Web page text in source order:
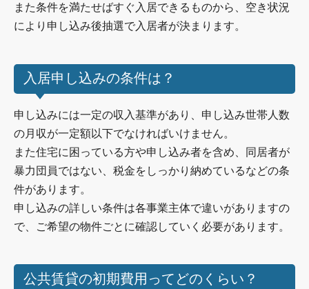
また条件を満たせばすぐ入居できるものから、空き状況
により申し込み後抽選で入居者が決まります。
入居申し込みの条件は？
申し込みには一定の収入基準があり、申し込み世帯人数
の月収が一定額以下でなければいけません。
また住宅に困っている方や申し込み者を含め、同居者が
暴力団員ではない、税金をしっかり納めているなどの条
件があります。
申し込みの詳しい条件は各事業主体で違いがありますの
で、ご希望の物件ごとに確認していく必要があります。
公共賃貸の初期費用ってどのくらい？